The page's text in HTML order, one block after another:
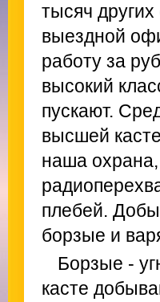
тысяч
выездной
работу за
высокий
пускают.
высшей
наша
плебей.
борзые и
Борзые -
касте